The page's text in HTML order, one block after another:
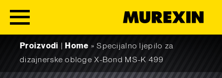
Proizvodi
Home »Specijalno ljepilo za
dizajnerske obloge X-Bond MS-K 499